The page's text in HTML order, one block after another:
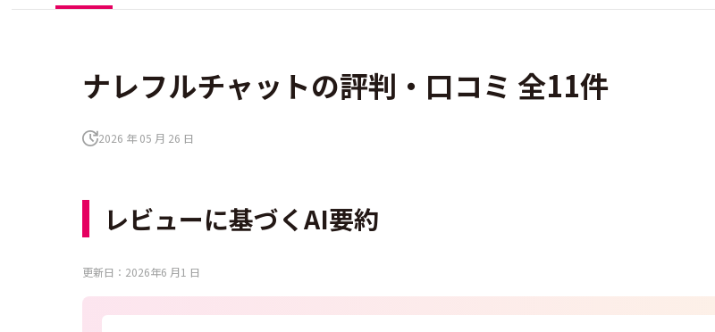
ナレフルチャットの評判・口コミ 全11件
2026 年 05 月 26 日
レビューに基づくAI要約
更新日：2026年6 月1 日